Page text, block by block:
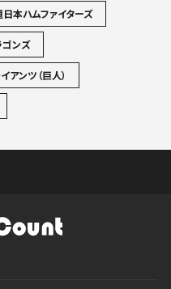
本ハムファイターズ
ゴンズ
アンツ（巨人）